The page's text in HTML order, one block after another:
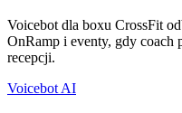
Voicebot dla boxu CrossFit
OnRamp i eventy, gdy coach
recepcji.
Voicebot AI